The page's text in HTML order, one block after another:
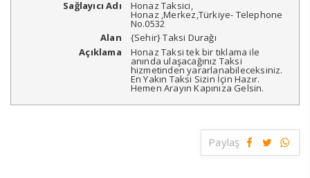
Sağlayıcı Adı Honaz Taksici,
Honaz ,Merkez,Türkiye- Telephone
No.0532
Alan
{Sehir} Taksi Durağı
Açıklama
Honaz Taksi tek bir tıklama ile
anında ulaşacağınız Taksi
hizmetinden yararlanabileceksiniz.
En Yakın Taksi Sizin İçin Hazır.
Hemen Arayın Kapınıza Gelsin.
Paylaş